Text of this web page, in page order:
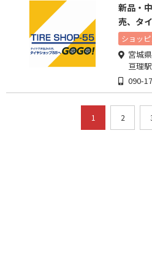
新品・
売、タ
い！
ショッ
宮城
亘理駅
090-
1 2